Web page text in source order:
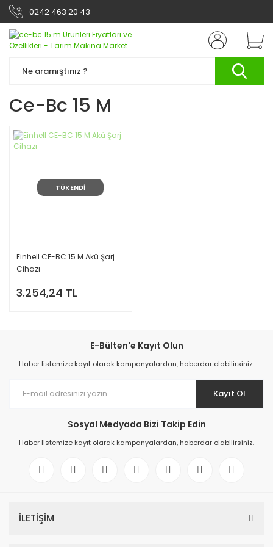
0242 463 20 43
Ce-Bc 15 M
TÜKENDİ
Einhell CE-BC 15 M Akü Şarj
Cihazı
3.254,24 TL
E-Bülten'e Kayıt Olun
Haber listemize kayıt olarak kampanyalardan, haberdar olabilirsiniz.
Kayıt Ol
Sosyal Medyada Bizi Takip Edin
Haber listemize kayıt olarak kampanyalardan, haberdar olabilirsiniz.
İLETİŞİM